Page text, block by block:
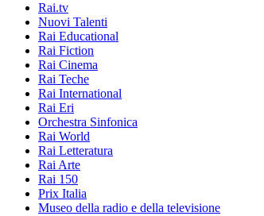
Rai.tv
Nuovi Talenti
Rai Educational
Rai Fiction
Rai Cinema
Rai Teche
Rai International
Rai Eri
Orchestra Sinfonica
Rai World
Rai Letteratura
Rai Arte
Rai 150
Prix Italia
Museo della radio e della televisione